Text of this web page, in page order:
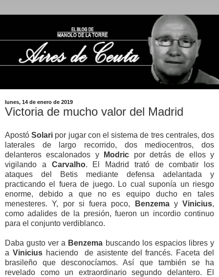
lunes, 14 de enero de 2019
Victoria de mucho valor del Madrid
ApostóSolari por jugar con el sistema de tres centrales, dos
laterales de largo recorrido, dos mediocentros, dos
delanteros escalonados y
Modric por detrás de ellos y
vigilando a Carvalho. El Madrid trató de combatir los
ataques del Betis mediante defensa adelantada y
practicando el fuera de juego. Lo cual suponía un riesgo
enorme, debido a que no es equipo ducho en tales
menesteres. Y, por si fuera poco,
Benzemay Vinicius,
como adalides de la presión, fueron un incordio continuo
para el conjunto verdiblanco.
Daba gusto ver a Benzema buscando los espacios libres y
a Vinicius haciendo de asistente del francés. Faceta del
brasileño que desconocíamos. Así que también se ha
revelado como un extraordinario segundo delantero. El